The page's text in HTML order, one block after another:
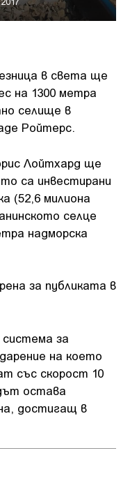
в света ще
на 1300 метра
селище в
Ройтерс.
Лойтхард ще
са инвестирани
(52,6 милиона
селце
надморска
за публиката в
за
на което
със скорост 10
остава
достигащ в